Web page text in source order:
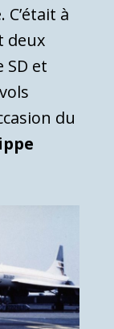
à
deux
SD et
du